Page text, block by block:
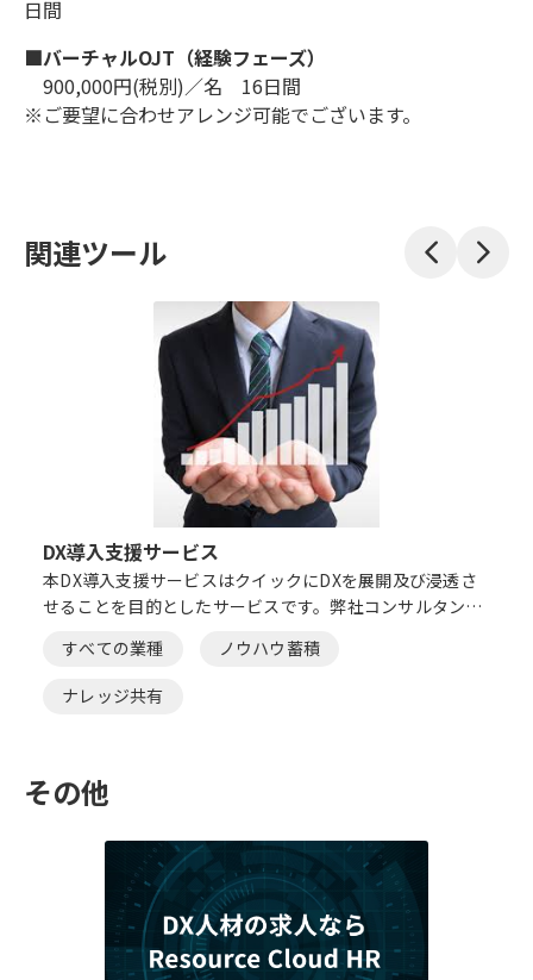
日間
■バーチャルOJT（経験フェーズ）
900,000円(税別)／名 16日間
※ご要望に合わせアレンジ可能でございます。
関連ツール
DX導入支援サービス
本DX導入支援サービスはクイックにDXを展開及び浸透さ
せることを目的としたサービスです。弊社コンサルタント
いたします。
すべての業種
ノウハウ蓄積
ナレッジ共有
その他